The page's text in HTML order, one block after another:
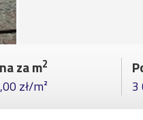
za m2
zł/m² 3